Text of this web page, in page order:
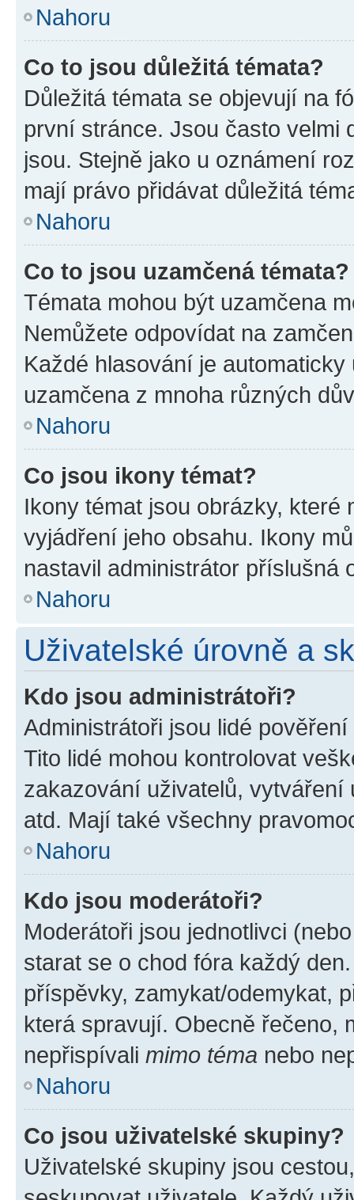
Nahoru
Co to jsou důležitá témata?
Důležitá témata se objevují na
první stránce. Jsou často velmi
jsou. Stejně jako u oznámení
mají právo přidávat důležitá
Nahoru
Co to jsou uzamčená témata?
Témata mohou být uzamčena
Nemůžete odpovídat na
Každé hlasování je
uzamčena z mnoha různých
Nahoru
Co jsou ikony témat?
Ikony témat jsou obrázky,
vyjádření jeho obsahu. Ikony
nastavil administrátor příslušná
Nahoru
Uživatelské úrovně a
Kdo jsou administrátoři?
Administrátoři jsou lidé
Tito lidé mohou kontrolovat
zakazování uživatelů,
atd. Mají také všechny
Nahoru
Kdo jsou moderátoři?
Moderátoři jsou jednotlivci
starat se o chod fóra každý
příspěvky, zamykat/odemykat,
která spravují. Obecně řečeno,
nepřispívali mimo téma nebo
Nahoru
Co jsou uživatelské skupiny?
Uživatelské skupiny jsou